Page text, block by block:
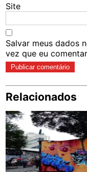
Site
Salvar meus dados
vez que eu
Relacionados